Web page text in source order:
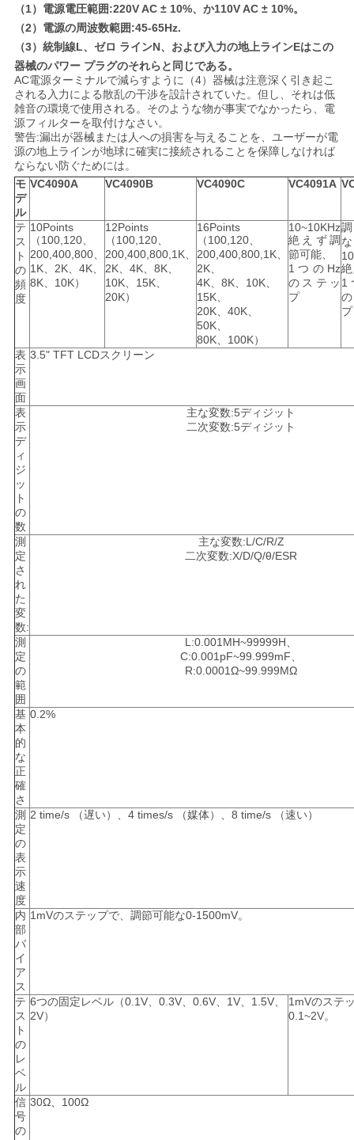
地
図
PRIVACY
POLICY
（1）電源電圧範囲:220V AC ± 10%、か110V AC ± 10%。
（2）電源の周波数範囲:45-65Hz.
（3）統制線L、ゼロ ラインN、および入力の地上ラインEはこの
器械のパワー プラグのそれらと同じである。
AC電源ターミナルで減らすように（4）器械は注意深く引き起こ
される入力による散乱の干渉を設計されていた。但し、それは低
雑音の環境で使用される。そのような物が事実でなかったら、電
源フィルターを取付けなさい。
警告:漏出が器械または人への損害を与えることを、ユーザーが電
源の地上ラインが地球に確実に接続されることを保障しなければ
ならない防ぐためには。
モ
デ
ル
VC4090A VC4090B VC4090C VC4091A
テ
ス
ト
の
頻
度
10Points
（100,120、
200,400,800、
1K、2K、4K、
8K、10K）
12Points
（100,120、
200,400,800,1K、
2K、4K、8K、
10K、15K、
20K）
16Points
（100,120、
200,400,800,1K、
2K、
4K、8K、10K、
15K、
20K、40K、
50K、
80K、100K）
10~10KHz
絶えず調
節可能、
1つのHz
のステッ
プ
な
1
プ
表
示
画
面
3.5" TFT LCDスクリーン
表
示
デ
ィ
ジ
ッ
ト
の
数
主な変数:5ディジット
二次変数:5ディジット
測
定
さ
れ
た
変
数:
主な変数:L/C/R/Z
二次変数:X/D/Q/θ/ESR
測
定
の
範
囲
L:0.001ΜH~99999H、
C:0.001pF~99.999mF、
R:0.0001Ω~99.999MΩ
基
本
的
な
正
確
さ
0.2%
測
定
の
表
示
速
度
2 time/s （遅い）、4 times/s （媒体）、8 time/s （速い）
内
部
バ
イ
ア
ス
1mVのステップで、調節可能な0-1500mV。
テ
ス
ト
の
レ
ベ
ル
6つの固定レベル（0.1V、0.3V、0.6V、1V、1.5V、
2V）
1mVのステ
0.1~2V。
信
号
の
30Ω、100Ω